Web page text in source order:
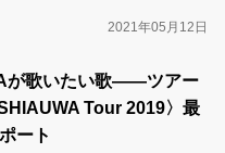
2021年05月12日
が歌いたい歌――ツアー
Tour 2019〉最
ート